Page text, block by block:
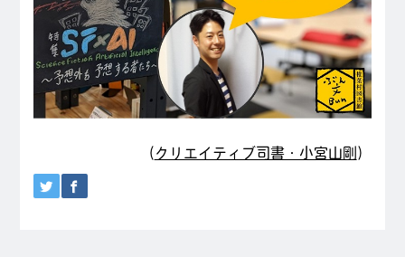
（ クリエイティブ司書・小宮山剛 ）